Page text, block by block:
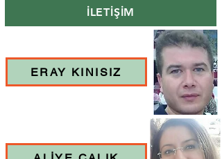
İLETİŞİM
ERAY KINISIZ